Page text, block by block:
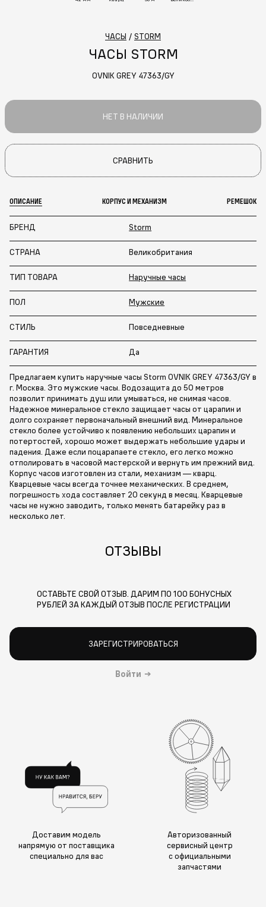
ЧАСЫ / STORM
ЧАСЫ STORM
OVNIK GREY 47363/GY
НЕТ В НАЛИЧИИ
СРАВНИТЬ
ОПИСАНИЕ КОРПУС И МЕХАНИЗМ РЕМЕШОК
БРЕНД Storm
СТРАНА Великобритания
ТИП ТОВАРА Наручные часы
ПОЛ Мужские
СТИЛЬ Повседневные
ГАРАНТИЯ Да
Предлагаем купить наручные часы Storm OVNIK GREY 47363/GY в
г. Москва. Это мужские часы. Водозащита до 50 метров
позволит принимать душ или умываться, не снимая часов.
Надежное минеральное стекло защищает часы от царапин и
долго сохраняет первоначальный внешний вид. Минеральное
стекло более устойчиво к появлению небольших царапин и
потертостей, хорошо может выдержать небольшие удары и
падения. Даже если поцарапаете стекло, его легко можно
отполировать в часовой мастерской и вернуть им прежний вид.
Корпус часов изготовлен из стали, механизм — кварц.
Кварцевые часы всегда точнее механических. В среднем,
погрешность хода составляет 20 секунд в месяц. Кварцевые
часы не нужно заводить, только менять батарейку раз в
несколько лет.
ОТЗЫВЫ
ОСТАВЬТЕ СВОЙ ОТЗЫВ. ДАРИМ ПО 100 БОНУСНЫХ
РУБЛЕЙ ЗА КАЖДЫЙ ОТЗЫВ ПОСЛЕ РЕГИСТРАЦИИ
ЗАРЕГИСТРИРОВАТЬСЯ
Войти →
Доставим модель
напрямую от поставщика
специально для вас
Авторизованный
сервисный центр
с официальными
запчастями